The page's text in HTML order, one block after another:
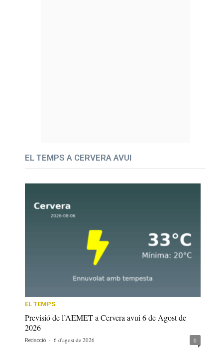
EL TEMPS A CERVERA AVUI
EL TEMPS
Previsió de l’AEMET a Cervera avui 6 de Agost de
2026
Redacció - 6 d'agost de 2026 0